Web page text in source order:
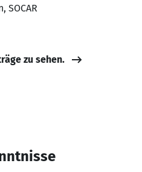
SOCAR
zu sehen.